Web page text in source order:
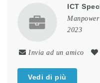
ICT
Manpower
2023
Invia ad un amico
Vedi di più